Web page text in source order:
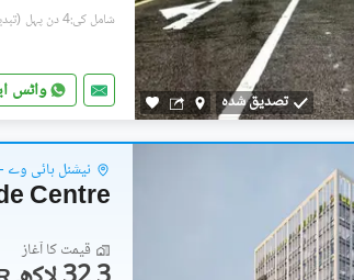
تصدیق شدہ
شامل کی:4 دن پہل
واٹس
نیشنل ہائی وے
Centre
قیمت کا آغاز